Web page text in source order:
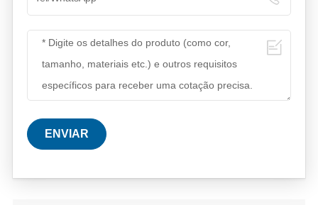
ENVIAR